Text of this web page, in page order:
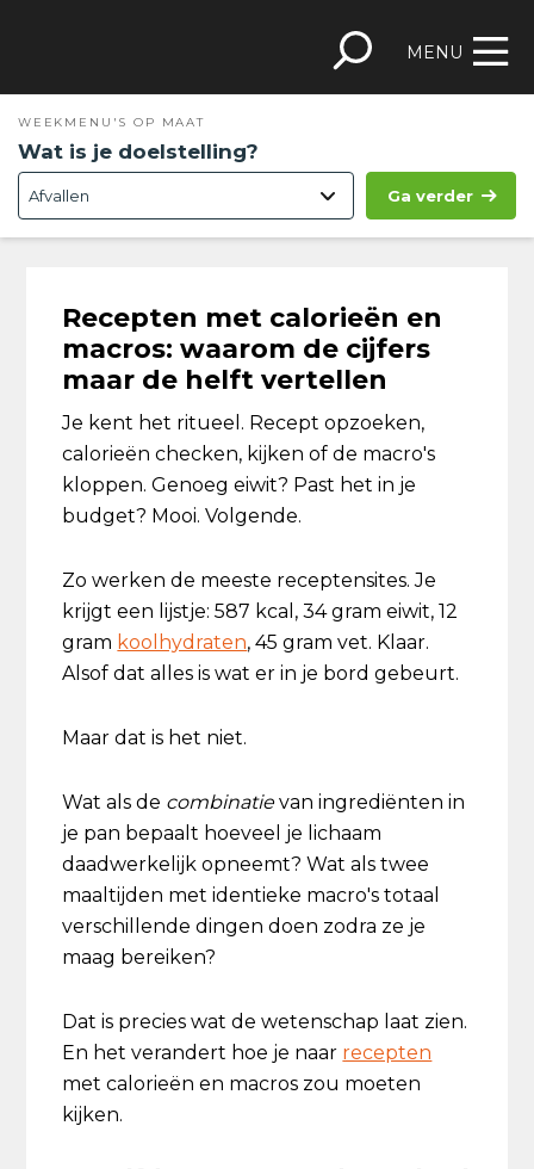
inhoud
sidebar
MENU
WEEKMENU'S OP MAAT
Wat is je doelstelling?
Ga verder
Recepten met calorieën en
macros: waarom de cijfers
maar de helft vertellen
Je kent het ritueel. Recept opzoeken,
calorieën checken, kijken of de macro's
kloppen. Genoeg eiwit? Past het in je
budget? Mooi. Volgende.
Zo werken de meeste receptensites. Je
krijgt een lijstje: 587 kcal, 34 gram eiwit, 12
gram koolhydraten, 45 gram vet. Klaar.
Alsof dat alles is wat er in je bord gebeurt.
Maar dat is het niet.
Wat als de combinatievan ingrediënten in
je pan bepaalt hoeveel je lichaam
daadwerkelijk opneemt? Wat als twee
maaltijden met identieke macro's totaal
verschillende dingen doen zodra ze je
maag bereiken?
Dat is precies wat de wetenschap laat zien.
En het verandert hoe je naar recepten
met calorieën en macros zou moeten
kijken.